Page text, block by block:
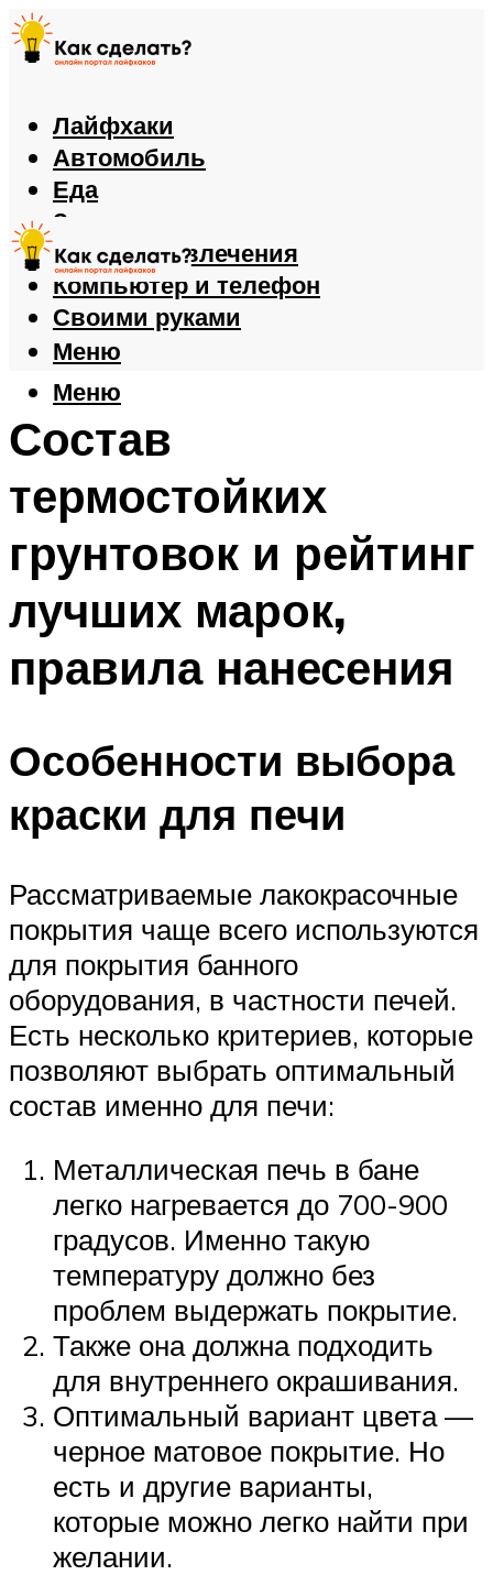
Лайфхаки
Автомобиль
Еда
Здоровье
Игры и развлечения
Компьютер и телефон
Своими руками
Меню
Меню
Состав
термостойких
грунтовок и рейтинг
лучших марок,
правила нанесения
Особенности выбора
краски для печи
Рассматриваемые лакокрасочные
покрытия чаще всего используются
для покрытия банного
оборудования, в частности печей.
Есть несколько критериев, которые
позволяют выбрать оптимальный
состав именно для печи:
Металлическая печь в бане
легко нагревается до 700-900
градусов. Именно такую
температуру должно без
проблем выдержать покрытие.
Также она должна подходить
для внутреннего окрашивания.
Оптимальный вариант цвета —
черное матовое покрытие. Но
есть и другие варианты,
которые можно легко найти при
желании.